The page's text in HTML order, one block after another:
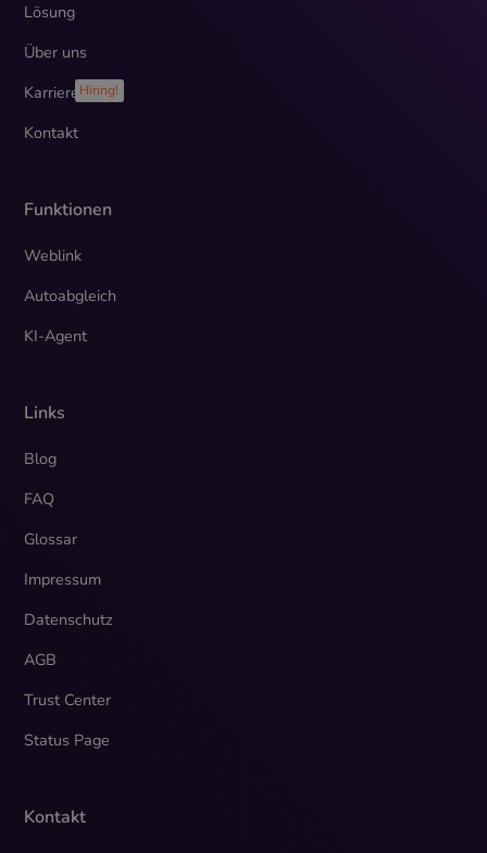
Lösung
Über uns
Karriere Hiring!
Kontakt
Funktionen
Weblink
Autoabgleich
KI-Agent
Links
Blog
FAQ
Glossar
Impressum
Datenschutz
AGB
Trust Center
Status Page
Kontakt